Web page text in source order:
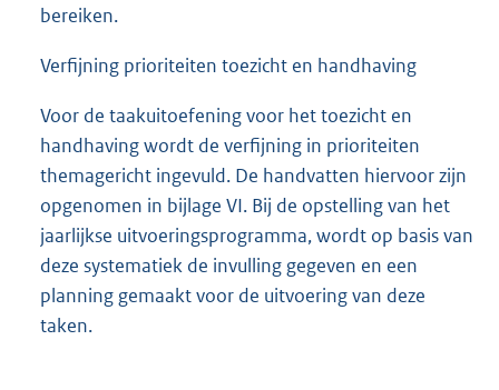
bereiken.
Verfijning prioriteiten toezicht en handhaving
Voor de taakuitoefening voor het toezicht en
handhaving wordt de verfijning in prioriteiten
themagericht ingevuld. De handvatten hiervoor zijn
opgenomen in bijlage VI. Bij de opstelling van het
jaarlijkse uitvoeringsprogramma, wordt op basis van
deze systematiek de invulling gegeven en een
planning gemaakt voor de uitvoering van deze
taken.